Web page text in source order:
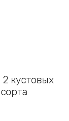
кустовых